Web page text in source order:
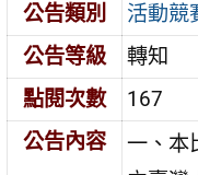
公告類別
活動競
公告等級
轉知
點閱次數
167
公告內容
一、本